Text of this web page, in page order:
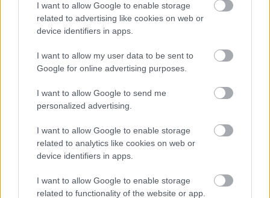
I want to allow Google to enable storage
related to advertising like cookies on web or
device identifiers in apps.
I want to allow my user data to be sent to
Google for online advertising purposes.
I want to allow Google to send me
personalized advertising.
I want to allow Google to enable storage
related to analytics like cookies on web or
device identifiers in apps.
I want to allow Google to enable storage
related to functionality of the website or app.
A Google adatvédelmi irányelve a következő url-en érhető el:
https://policies.google.com/privacy?hl=hu ,
https://support.google.com/analytics/answer/6004245?
által továbbított IP-címet nem vezeti össze a Google más
böngészőjének megfelelő beállításával megakadályozhatja,
azonban felhívjuk figyelmét, hogy ebben az esetben
lesz teljes körűen használható. Megakadályozhatja továbbá,